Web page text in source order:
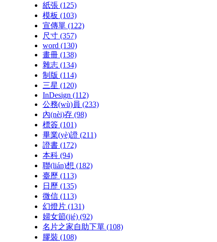
紙張 (125)
模板 (103)
宣傳單 (122)
尺寸 (357)
word (130)
畫冊 (138)
雜志 (134)
制版 (114)
三星 (120)
InDesign (112)
公務(wù)員 (233)
內(nèi)存 (98)
標簽 (101)
畢業(yè)證 (211)
證書 (172)
本科 (94)
聯(lián)想 (182)
臺歷 (113)
日歷 (135)
微信 (113)
幻燈片 (131)
婦女節(jié) (92)
名片之家自助下單 (108)
膠裝 (108)